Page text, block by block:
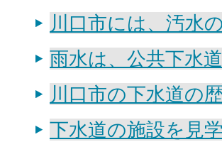
川口市には、汚水
雨水は、公共下水
川口市の下水道の
下水道の施設を見